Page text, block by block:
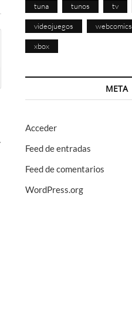
tuna tunos tv
videojuegos webcomics
xbox
META
Acceder
Feed de entradas
Feed de comentarios
WordPress.org